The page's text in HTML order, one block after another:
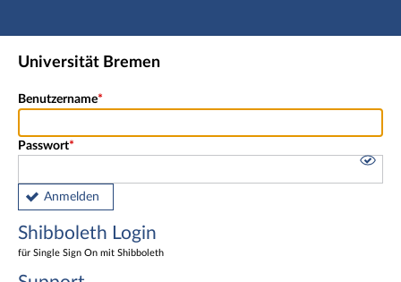
Hauptnavigation
Shibboleth Login
Universität Bremen
Benutzername
Passwort
Anmelden
Shibboleth Login
für Single Sign On mit Shibboleth